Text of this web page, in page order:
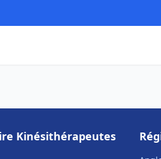
Kinésithérapeutes